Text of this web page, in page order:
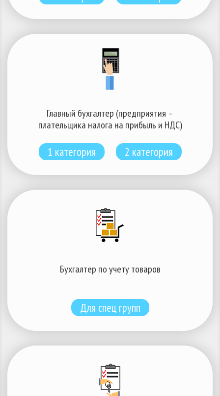
Главный бухгалтер (предприятия –
плательщика налога на прибыль и НДС)
1 категория 2 категория
Бухгалтер по учету товаров
Для спец групп